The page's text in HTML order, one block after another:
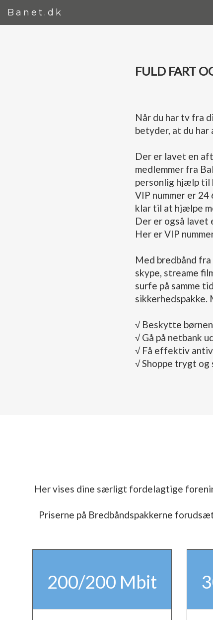
Banet.dk
FULD FART
Når du har tv fra
betyder, at du
Der er lavet en
medlemmer fra
personlig hjælp
VIP nummer er
klar til at hjælpe
Der er også lavet
Her er VIP
Med bredbånd
skype, streame
surfe på samme
sikkerhedspakke.
√ Beskytte
√ Gå på netbank
√ Få effektiv
√ Shoppe trygt
Her vises dine særligt fordelagtige
Priserne på Bredbåndspakkerne
200/200 Mbit